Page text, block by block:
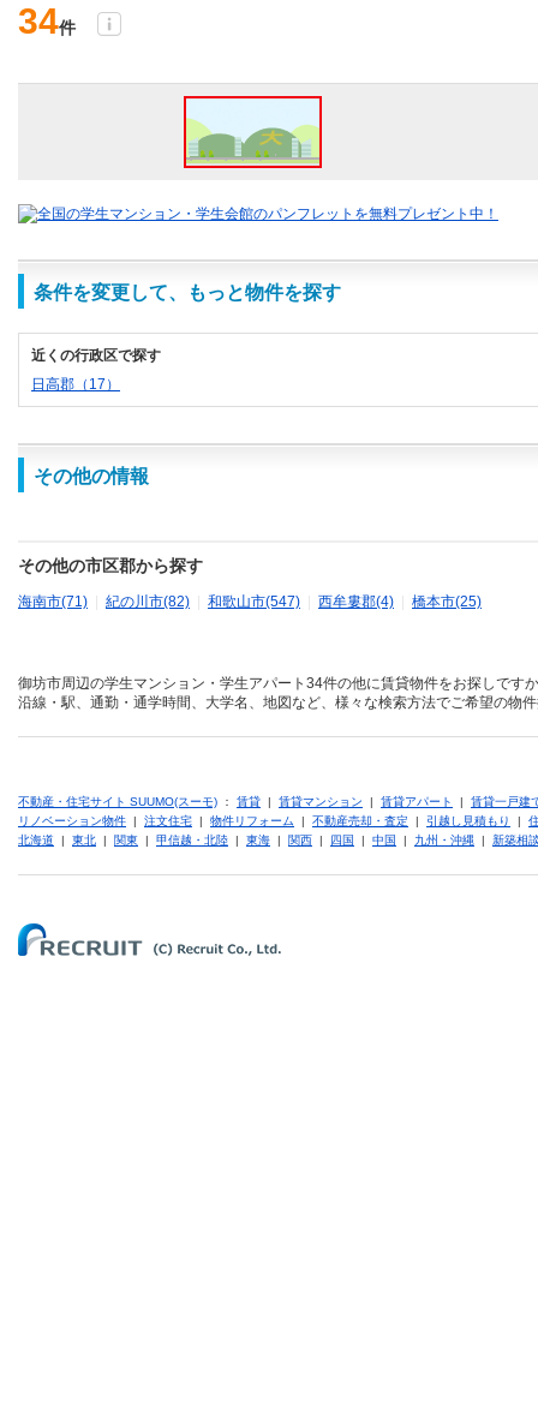
34件
条件を変更して、もっと物件を探す
近くの行政区で探す
日高郡（17）
その他の情報
その他の市区郡から探す
海南市(71) 紀の川市(82) 和歌山市(547) 西牟婁郡(4) 橋本市(25)
御坊市周辺の学生マンション・学生アパート34件の他に賃貸物件をお探しで
沿線・駅、通勤・通学時間、大学名、地図など、様々な検索方法でご希望の物
不動産・住宅サイト SUUMO(スーモ) ： 賃貸 | 賃貸マンション | 賃貸アパート | 賃貸一戸建
リノベーション物件 | 注文住宅 | 物件リフォーム | 不動産売却・査定 | 引越し見積もり |
北海道 | 東北 | 関東 | 甲信越・北陸 | 東海 | 関西 | 四国 | 中国 | 九州・沖縄 | 新築相